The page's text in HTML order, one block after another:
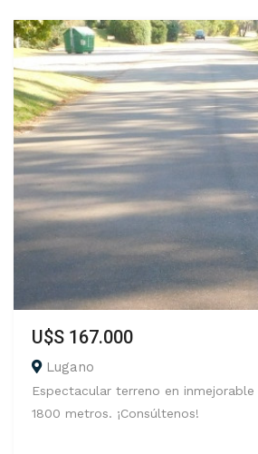
U$S 167.000
Lugano
Espectacular terreno en
1800 metros. ¡Consúltenos!